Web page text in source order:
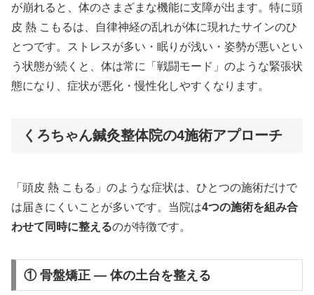
が崩れると、体のさまざまな機能に支障が出ます。特に頭
皮 熱 こもるは、自律神経の乱れが体に現れたサインのひ
とつです。ストレスが多い・眠りが浅い・姿勢が悪いとい
う状態が続くと、体は常に「戦闘モード」のような緊張状
態になり、症状が悪化・慢性化しやすくなります。
くろちゃん鍼灸整体院の4施術アプローチ
「頭皮 熱 こもる」のような症状は、ひとつの施術だけで
は届きにくいことが多いです。当院は4つの施術を組み合
わせて同時に整えるのが特徴です。
① 骨盤矯正 — 体の土台を整える